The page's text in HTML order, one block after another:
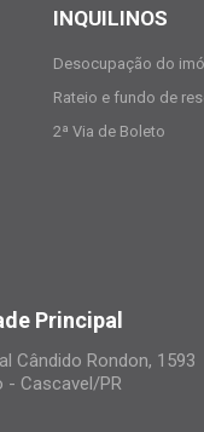
INQUILINOS
Desocupação do
Rateio e fundo de
2ª Via de Boleto
Principal
Cândido Rondon, 1593
- Cascavel/PR